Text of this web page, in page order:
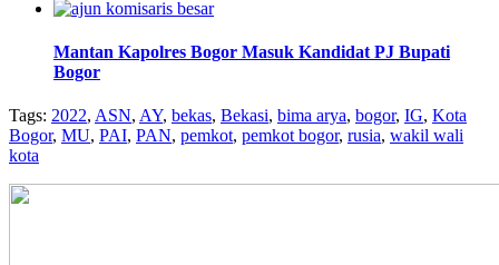
Mantan Kapolres Bogor Masuk Kandidat PJ Bupati
Bogor
Tags: 2022, ASN, AY, bekas, Bekasi, bima arya, bogor, IG, Kota
Bogor, MU, PAI, PAN, pemkot, pemkot bogor, rusia, wakil wali
kota